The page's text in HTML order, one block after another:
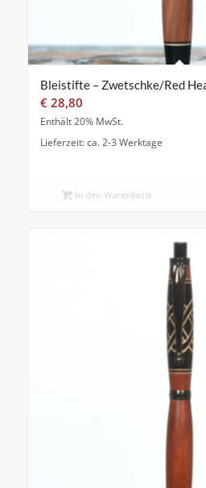
Bleistifte – Zwetschke/Red
€28,80
Enthält 20% MwSt.
Lieferzeit: ca. 2-3 Werktage
In den Warenkorb